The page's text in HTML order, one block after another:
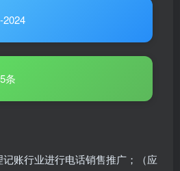
2024
条
账行业进行电话销售推广；（应